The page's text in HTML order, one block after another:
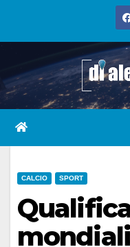
CALCIO SPORT